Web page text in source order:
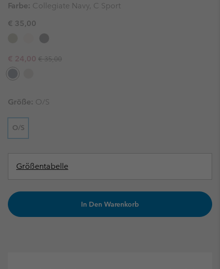
Farbe: Collegiate Navy, C Sport
€ 35,00
Sale price:
€ 24,00 Regular price:
€ 35,00
Größe: O/S
O/S
Größentabelle
In Den Warenkorb